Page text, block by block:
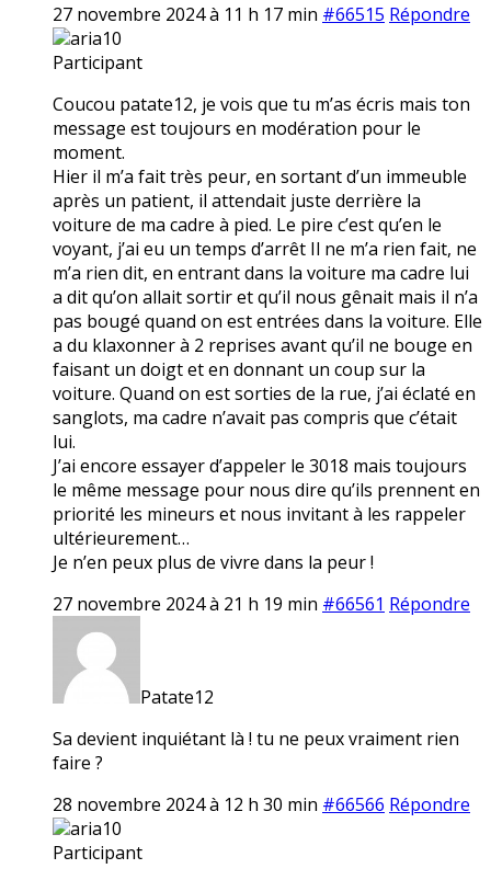
27 novembre 2024 à 11 h 17 min #66515 Répondre
aria10
Participant
Coucou patate12, je vois que tu m’as écris mais ton
message est toujours en modération pour le
moment.
Hier il m’a fait très peur, en sortant d’un immeuble
après un patient, il attendait juste derrière la
voiture de ma cadre à pied. Le pire c’est qu’en le
voyant, j’ai eu un temps d’arrêt Il ne m’a rien fait, ne
m’a rien dit, en entrant dans la voiture ma cadre lui
a dit qu’on allait sortir et qu’il nous gênait mais il n’a
pas bougé quand on est entrées dans la voiture. Elle
a du klaxonner à 2 reprises avant qu’il ne bouge en
faisant un doigt et en donnant un coup sur la
voiture. Quand on est sorties de la rue, j’ai éclaté en
sanglots, ma cadre n’avait pas compris que c’était
lui.
J’ai encore essayer d’appeler le 3018 mais toujours
le même message pour nous dire qu’ils prennent en
priorité les mineurs et nous invitant à les rappeler
ultérieurement…
Je n’en peux plus de vivre dans la peur !
27 novembre 2024 à 21 h 19 min #66561 Répondre
Patate12
Sa devient inquiétant là ! tu ne peux vraiment rien
faire ?
28 novembre 2024 à 12 h 30 min #66566 Répondre
aria10
Participant